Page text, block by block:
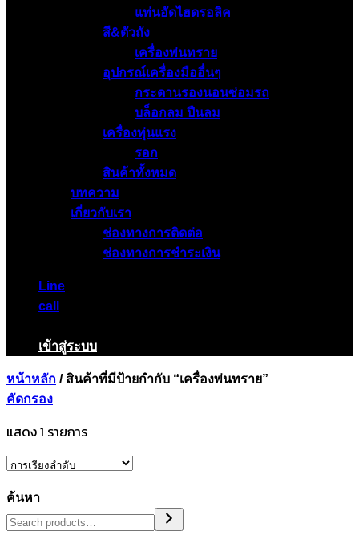
แท่นอัดไฮดรอลิค
สี&ตัวถัง
เครื่องพ่นทราย
อุปกรณ์เครื่องมืออื่นๆ
กระดานรองนอนซ่อมรถ
บล็อกลม ปืนลม
เครื่องทุ่นแรง
รอก
สินค้าทั้งหมด
บทความ
เกี่ยวกับเรา
ช่องทางการติดต่อ
ช่องทางการชำระเงิน
Line
call
เข้าสู่ระบบ
หน้าหลัก /สินค้าที่มีป้ายกำกับ “เครื่องพ่นทราย”
คัดกรอง
แสดง 1 รายการ
ค้นหา